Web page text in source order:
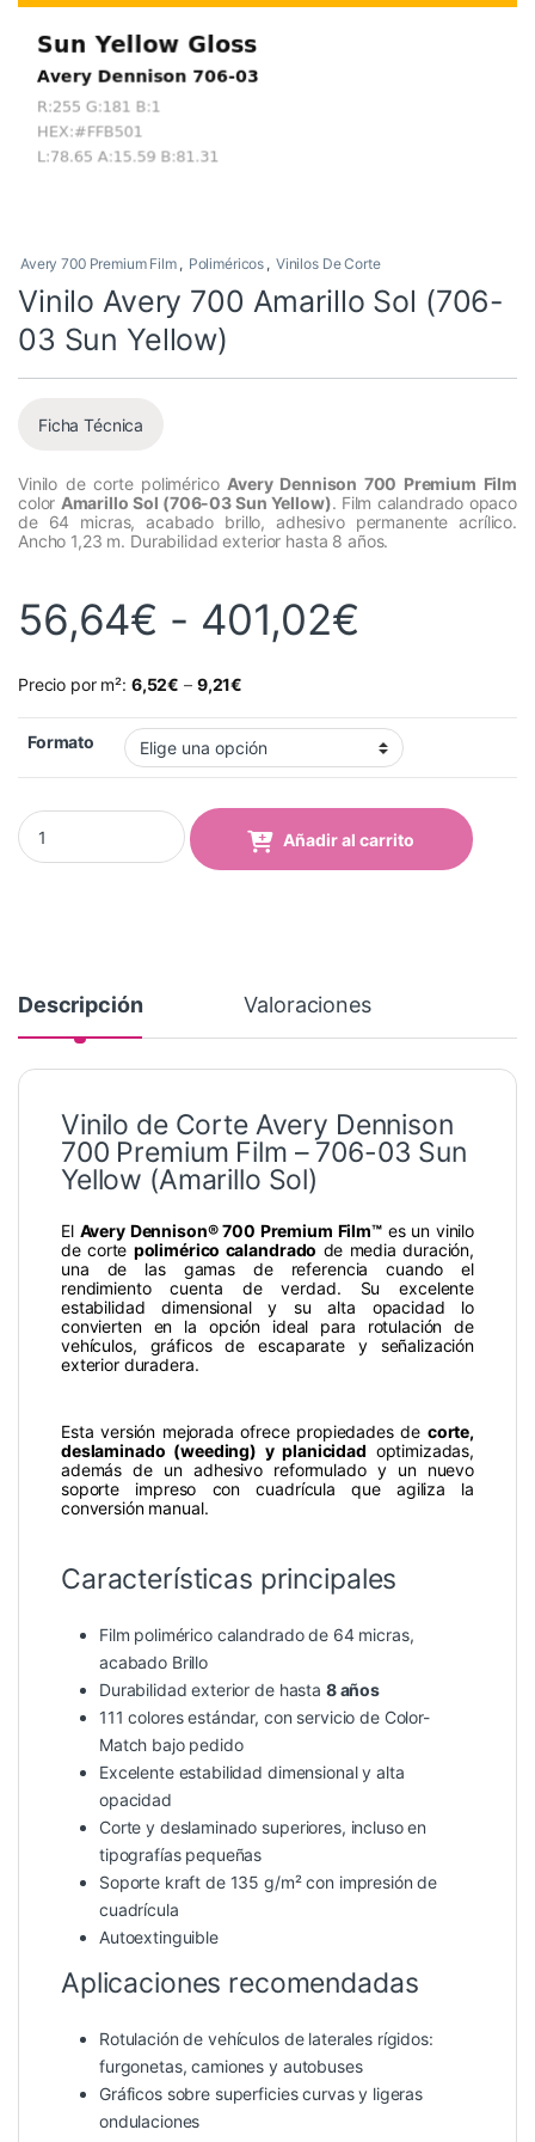
Avery 700 Premium Film , Poliméricos , Vinilos De Corte
Vinilo Avery 700 Amarillo Sol (706-
03 Sun Yellow)
Ficha Técnica
Vinilo de corte polimérico Avery Dennison 700 Premium Film
color Amarillo Sol (706-03 Sun Yellow). Film calandrado opaco
de 64 micras, acabado brillo, adhesivo permanente acrílico.
Ancho 1,23 m. Durabilidad exterior hasta 8 años.
56,64€ - 401,02€
Precio por m²: 6,52€ – 9,21€
Formato
Vinilo Avery 700 Amarillo Sol (706-03 Sun Yellow) quantity
Añadir al carrito
Descripción Valoraciones
Vinilo de Corte Avery Dennison
700 Premium Film – 706-03 Sun
Yellow (Amarillo Sol)
El Avery Dennison® 700 Premium Film™es un vinilo
de corte polimérico calandrado de media duración,
una de las gamas de referencia cuando el
rendimiento cuenta de verdad. Su excelente
estabilidad dimensional y su alta opacidad lo
convierten en la opción ideal para rotulación de
vehículos, gráficos de escaparate y señalización
exterior duradera.
Esta versión mejorada ofrece propiedades de corte,
deslaminado (weeding) y planicidad optimizadas,
además de un adhesivo reformulado y un nuevo
soporte impreso con cuadrícula que agiliza la
conversión manual.
Características principales
Film polimérico calandrado de 64 micras,
acabado Brillo
Durabilidad exterior de hasta 8 años
111 colores estándar, con servicio de Color-
Match bajo pedido
Excelente estabilidad dimensional y alta
opacidad
Corte y deslaminado superiores, incluso en
tipografías pequeñas
Soporte kraft de 135 g/m² con impresión de
cuadrícula
Autoextinguible
Aplicaciones recomendadas
Rotulación de vehículos de laterales rígidos:
furgonetas, camiones y autobuses
Gráficos sobre superficies curvas y ligeras
ondulaciones